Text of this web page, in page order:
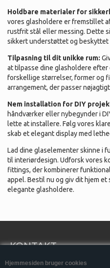
Hjemmesiden bruger cookies
Holdbare materialer for
vores glasholdere er fremstillet
rustfrit stål eller messing. Dette
sikkert understøttet og beskyttet
Tilpasning til dit unikke rum:
at tilpasse dine glasholdere efter
forskellige størrelser, former og
arrangement, der passer
Nem installation for DIY
håndværker eller nybegynder i
lette at installere. Følg vores
skab et elegant display med
Lad dine glaselementer skinne i
til interiørdesign. Udforsk vores
fittings, der kombinerer
appel. Bestil nu og giv dit hjem
elegante glasholdere.
KONTAKT